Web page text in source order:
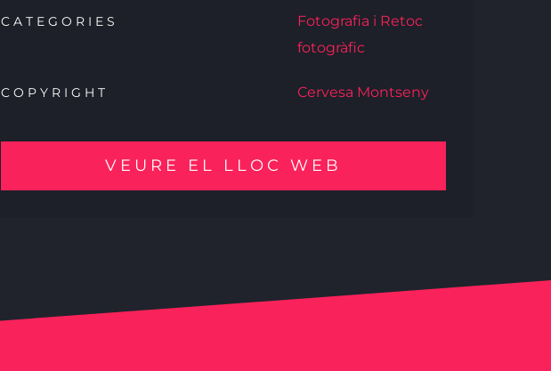
CATEGORIES
Fotografia i Retoc
fotogràfic
COPYRIGHT Cervesa Montseny
VEURE EL LLOC WEB